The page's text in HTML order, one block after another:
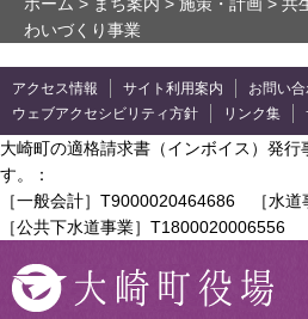
わいづくり事業
アクセス情報 サイト利用案内
お問い
ウェブアクセシビリティ方針
リンク集
大崎町の適格請求書（インボイス）発
す。：
［一般会計］T9000020464686 ［水
［公共下水道事業］T1800020006556